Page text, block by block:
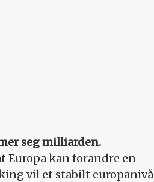
seg milliarden.
Europa kan forandre en
vil et stabilt europanivå